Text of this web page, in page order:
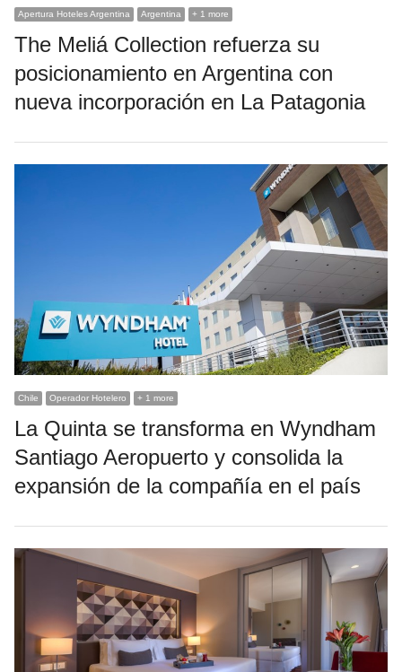
Apertura Hoteles Argentina Argentina + 1 more
The Meliá Collection refuerza su
posicionamiento en Argentina con
nueva incorporación en La Patagonia
Chile Operador Hotelero + 1 more
La Quinta se transforma en Wyndham
Santiago Aeropuerto y consolida la
expansión de la compañía en el país